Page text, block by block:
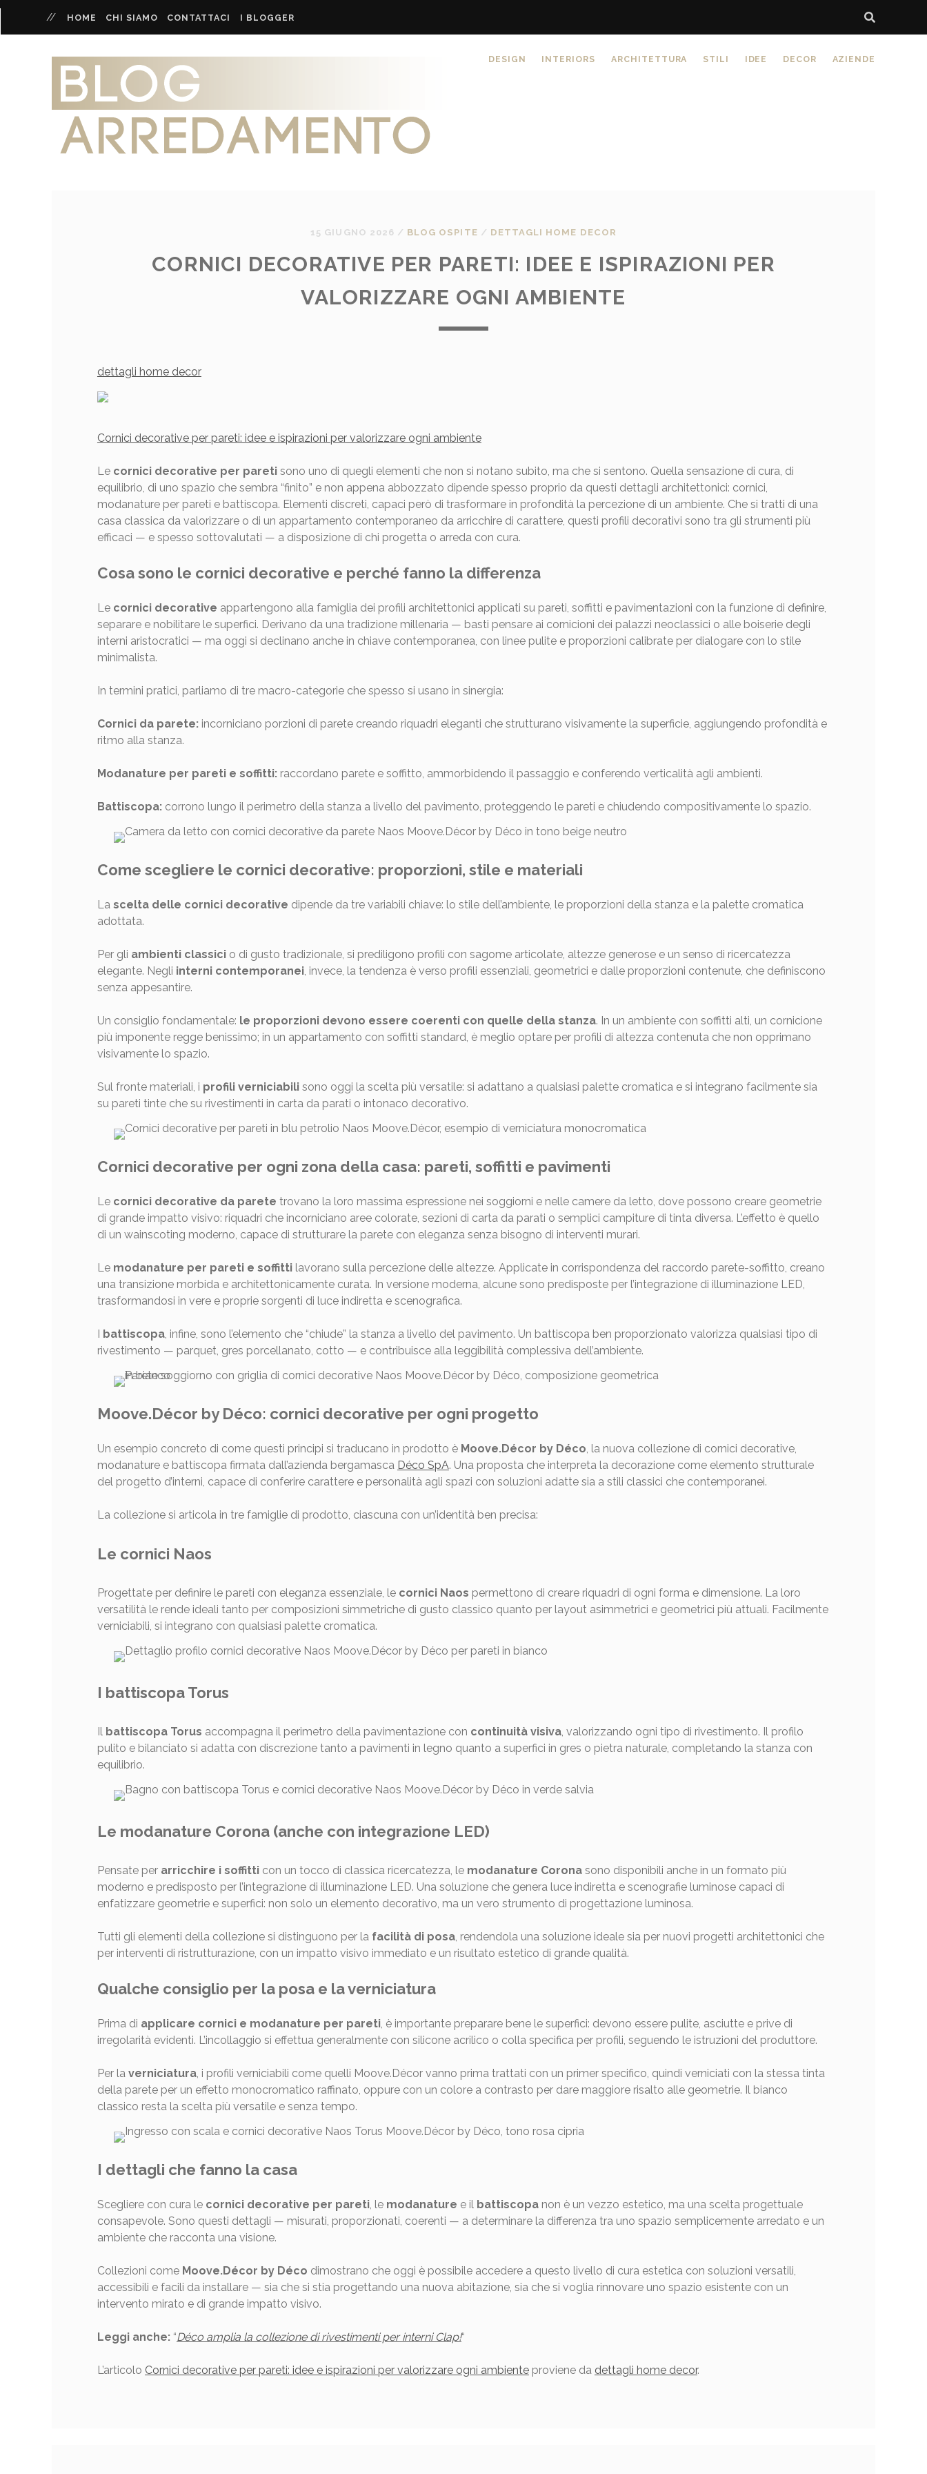
HOME CHI SIAMO CONTATTACI I BLOGGER
DESIGN INTERIORS ARCHITETTURA STILI IDEE DECOR AZIENDE
15 GIUGNO 2026 / BLOG OSPITE / DETTAGLI HOME DECOR
CORNICI DECORATIVE PER PARETI: IDEE E ISPIRAZIONI PER
VALORIZZARE OGNI AMBIENTE
dettagli home decor
Cornici decorative per pareti: idee e ispirazioni per valorizzare ogni ambiente
Le cornici decorative per paretisono uno di quegli elementi che non si notano subito, ma che si sentono. Quella sensazione di cura, di
equilibrio, di uno spazio che sembra “finito” e non appena abbozzato dipende spesso proprio da questi dettagli architettonici: cornici,
modanature per pareti e battiscopa. Elementi discreti, capaci però di trasformare in profondità la percezione di un ambiente. Che si tratti di una
casa classica da valorizzare o di un appartamento contemporaneo da arricchire di carattere, questi profili decorativi sono tra gli strumenti più
efficaci — e spesso sottovalutati — a disposizione di chi progetta o arreda con cura.
Cosa sono le cornici decorative e perché fanno la differenza
Lecornici decorative appartengono alla famiglia dei profili architettonici applicati su pareti, soffitti e pavimentazioni con la funzione di definire,
separare e nobilitare le superfici. Derivano da una tradizione millenaria — basti pensare ai cornicioni dei palazzi neoclassici o alle boiserie degli
interni aristocratici — ma oggi si declinano anche in chiave contemporanea, con linee pulite e proporzioni calibrate per dialogare con lo stile
minimalista.
In termini pratici, parliamo di tre macro-categorie che spesso si usano in sinergia:
Cornici da parete: incorniciano porzioni di parete creando riquadri eleganti che strutturano visivamente la superficie, aggiungendo profondità e
ritmo alla stanza.
Modanature per pareti e soffitti: raccordano parete e soffitto, ammorbidendo il passaggio e conferendo verticalità agli ambienti.
Battiscopa: corrono lungo il perimetro della stanza a livello del pavimento, proteggendo le pareti e chiudendo compositivamente lo spazio.
Come scegliere le cornici decorative: proporzioni, stile e materiali
La scelta delle cornici decorative dipende da tre variabili chiave: lo stile dell’ambiente, le proporzioni della stanza e la palette cromatica
adottata.
Per gli ambienti classici o di gusto tradizionale, si prediligono profili con sagome articolate, altezze generose e un senso di ricercatezza
elegante. Negli interni contemporanei, invece, la tendenza è verso profili essenziali, geometrici e dalle proporzioni contenute, che definiscono
senza appesantire.
Un consiglio fondamentale: le proporzioni devono essere coerenti con quelle della stanza. In un ambiente con soffitti alti, un cornicione
più imponente regge benissimo; in un appartamento con soffitti standard, è meglio optare per profili di altezza contenuta che non opprimano
visivamente lo spazio.
Sul fronte materiali, i profili verniciabilisono oggi la scelta più versatile: si adattano a qualsiasi palette cromatica e si integrano facilmente sia
su pareti tinte che su rivestimenti in carta da parati o intonaco decorativo.
Cornici decorative per ogni zona della casa: pareti, soffitti e pavimenti
Le cornici decorative da parete trovano la loro massima espressione nei soggiorni e nelle camere da letto, dove possono creare geometrie
di grande impatto visivo: riquadri che incorniciano aree colorate, sezioni di carta da parati o semplici campiture di tinta diversa. L’effetto è quello
di un wainscoting moderno, capace di strutturare la parete con eleganza senza bisogno di interventi murari.
Le modanature per pareti e soffittilavorano sulla percezione delle altezze. Applicate in corrispondenza del raccordo parete-soffitto, creano
una transizione morbida e architettonicamente curata. In versione moderna, alcune sono predisposte per l’integrazione di illuminazione LED,
trasformandosi in vere e proprie sorgenti di luce indiretta e scenografica.
I battiscopa, infine, sono l’elemento che “chiude” la stanza a livello del pavimento. Un battiscopa ben proporzionato valorizza qualsiasi tipo di
rivestimento — parquet, gres porcellanato, cotto — e contribuisce alla leggibilità complessiva dell’ambiente.
Moove.Décor by Déco: cornici decorative per ogni progetto
Un esempio concreto di come questi principi si traducano in prodotto è Moove.Décor by Déco , la nuova collezione di cornici decorative,
modanature e battiscopa firmata dall’azienda bergamasca Déco SpA. Una proposta che interpreta la decorazione come elemento strutturale
del progetto d’interni, capace di conferire carattere e personalità agli spazi con soluzioni adatte sia a stili classici che contemporanei.
La collezione si articola in tre famiglie di prodotto, ciascuna con un’identità ben precisa:
Le cornici Naos
Progettate per definire le pareti con eleganza essenziale, le cornici Naos permettono di creare riquadri di ogni forma e dimensione. La loro
versatilità le rende ideali tanto per composizioni simmetriche di gusto classico quanto per layout asimmetrici e geometrici più attuali. Facilmente
verniciabili, si integrano con qualsiasi palette cromatica.
I battiscopa Torus
Il battiscopa Torus accompagna il perimetro della pavimentazione con continuità visiva, valorizzando ogni tipo di rivestimento. Il profilo
pulito e bilanciato si adatta con discrezione tanto a pavimenti in legno quanto a superfici in gres o pietra naturale, completando la stanza con
equilibrio.
Le modanature Corona (anche con integrazione LED)
Pensate per arricchire i soffitticon un tocco di classica ricercatezza, le modanature Coronasono disponibili anche in un formato più
moderno e predisposto per l’integrazione di illuminazione LED. Una soluzione che genera luce indiretta e scenografie luminose capaci di
enfatizzare geometrie e superfici: non solo un elemento decorativo, ma un vero strumento di progettazione luminosa.
Tutti gli elementi della collezione si distinguono per la facilità di posa, rendendola una soluzione ideale sia per nuovi progetti architettonici che
per interventi di ristrutturazione, con un impatto visivo immediato e un risultato estetico di grande qualità.
Qualche consiglio per la posa e la verniciatura
Prima di applicare cornici e modanature per pareti, è importante preparare bene le superfici: devono essere pulite, asciutte e prive di
irregolarità evidenti. L’incollaggio si effettua generalmente con silicone acrilico o colla specifica per profili, seguendo le istruzioni del produttore.
Per la verniciatura, i profili verniciabili come quelli Moove.Décor vanno prima trattati con un primer specifico, quindi verniciati con la stessa tinta
della parete per un effetto monocromatico raffinato, oppure con un colore a contrasto per dare maggiore risalto alle geometrie. Il bianco
classico resta la scelta più versatile e senza tempo.
I dettagli che fanno la casa
Scegliere con cura le cornici decorative per pareti, lemodanature e il battiscopanon è un vezzo estetico, ma una scelta progettuale
consapevole. Sono questi dettagli — misurati, proporzionati, coerenti — a determinare la differenza tra uno spazio semplicemente arredato e un
ambiente che racconta una visione.
Collezioni come Moove.Décor by Déco dimostrano che oggi è possibile accedere a questo livello di cura estetica con soluzioni versatili,
accessibili e facili da installare — sia che si stia progettando una nuova abitazione, sia che si voglia rinnovare uno spazio esistente con un
intervento mirato e di grande impatto visivo.
Leggi anche:“Déco amplia la collezione di rivestimenti per interni Clap!“
L’articolo Cornici decorative per pareti: idee e ispirazioni per valorizzare ogni ambienteproviene da dettagli home decor.